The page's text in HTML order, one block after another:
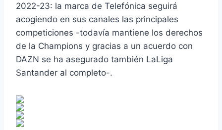
2022-23: la marca de Telefónica seguirá
acogiendo en sus canales las principales
competiciones -todavía mantiene los derechos
de la Champions y gracias a un acuerdo con
DAZN se ha asegurado también LaLiga
Santander al completo-.